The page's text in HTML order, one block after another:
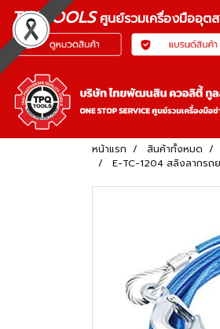
TPQTOOLSศูนย์รวมเครื่องมืออุต
หน้าแรก สินค้าทั้งหมด
E-TC-1204 สลิงลากรถ